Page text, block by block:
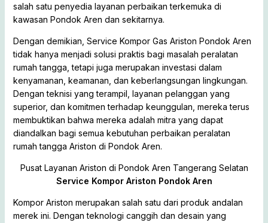
salah satu penyedia layanan perbaikan terkemuka di
kawasan Pondok Aren dan sekitarnya.
Dengan demikian, Service Kompor Gas Ariston Pondok Aren
tidak hanya menjadi solusi praktis bagi masalah peralatan
rumah tangga, tetapi juga merupakan investasi dalam
kenyamanan, keamanan, dan keberlangsungan lingkungan.
Dengan teknisi yang terampil, layanan pelanggan yang
superior, dan komitmen terhadap keunggulan, mereka terus
membuktikan bahwa mereka adalah mitra yang dapat
diandalkan bagi semua kebutuhan perbaikan peralatan
rumah tangga Ariston di Pondok Aren.
Pusat Layanan Ariston di Pondok Aren Tangerang Selatan
Service Kompor Ariston Pondok Aren
Kompor Ariston merupakan salah satu dari produk andalan
merek ini. Dengan teknologi canggih dan desain yang